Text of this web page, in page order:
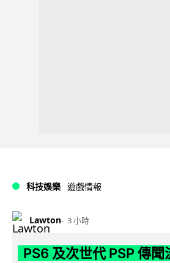
科技娛樂 遊戲情報
Lawton 3 小時
PS6 及次世代 PSP 傳聞